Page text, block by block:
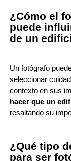
¿Cómo el
puede
de un
Un fotógrafo
seleccionar
contexto en sus
hacer que un
resaltando su
¿Qué tipo
para ser